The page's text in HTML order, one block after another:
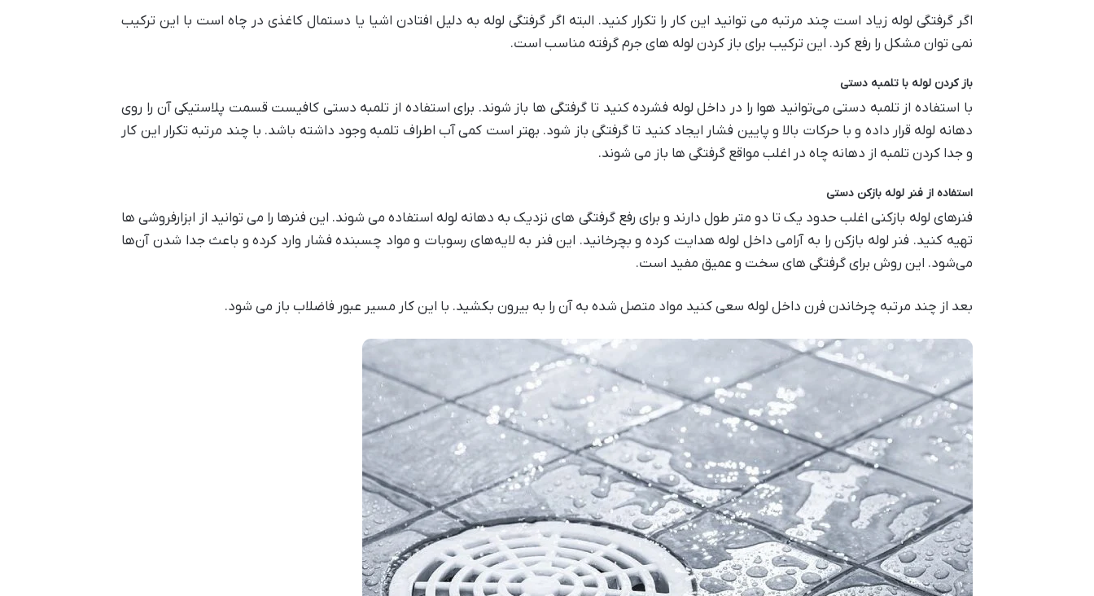
اگر گرفتگی لوله زیاد است چند مرتبه می توانید این کار را تکرار کنید. البته اگر گرفتگی لوله به دلیل افتادن اشیا یا دستمال کاغذی در چاه است با این ترکیب
نمی توان مشکل را رفع کرد. این ترکیب برای باز کردن لوله های جرم گرفته مناسب است.
باز کردن لوله با تلمبه دستی
با استفاده از تلمبه دستی می‌توانید هوا را در داخل لوله فشرده کنید تا گرفتگی ها باز شوند. برای استفاده از تلمبه دستی کافیست قسمت پلاستیکی آن را روی
دهانه لوله قرار داده و با حرکات بالا و پایین فشار ایجاد کنید تا گرفتگی باز شود. بهتر است کمی آب اطراف تلمبه وجود داشته باشد. با چند مرتبه تکرار این کار
و جدا کردن تلمبه از دهانه چاه در اغلب مواقع گرفتگی ها باز می شوند.
استفاده از فنر لوله بازکن دستی
فنرهای لوله بازکنی اغلب حدود یک تا دو متر طول دارند و برای رفع گرفتگی های نزدیک به دهانه لوله استفاده می شوند. این فنرها را می توانید از ابزارفروشی ها
تهیه کنید. فنر لوله‌ بازکن را به آرامی داخل لوله هدایت کرده و بچرخانید. این فنر به لایه‌های رسوبات و مواد چسبنده فشار وارد کرده و باعث جدا شدن آن‌ها
می‌شود. این روش برای گرفتگی‌ های سخت و عمیق مفید است.
بعد از چند مرتبه چرخاندن فرن داخل لوله سعی کنید مواد متصل شده به آن را به بیرون بکشید. با این کار مسیر عبور فاضلاب باز می شود.